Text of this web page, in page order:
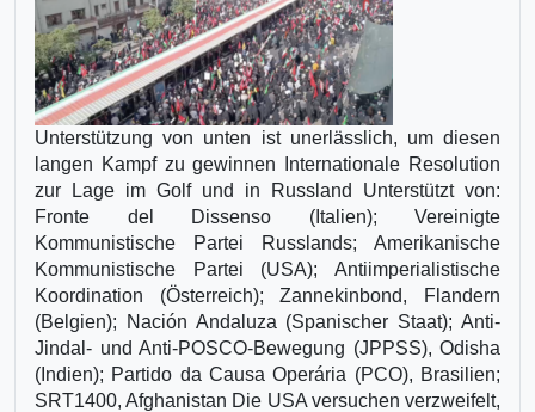
Unterstützung von unten ist unerlässlich, um diesen
langen Kampf zu gewinnen Internationale Resolution
zur Lage im Golf und in Russland Unterstützt von:
Fronte del Dissenso (Italien); Vereinigte
Kommunistische Partei Russlands; Amerikanische
Kommunistische Partei (USA); Antiimperialistische
Koordination (Österreich); Zannekinbond, Flandern
(Belgien); Nación Andaluza (Spanischer Staat); Anti-
Jindal- und Anti-POSCO-Bewegung (JPPSS), Odisha
(Indien); Partido da Causa Operária (PCO), Brasilien;
SRT1400, Afghanistan Die USA versuchen verzweifelt,